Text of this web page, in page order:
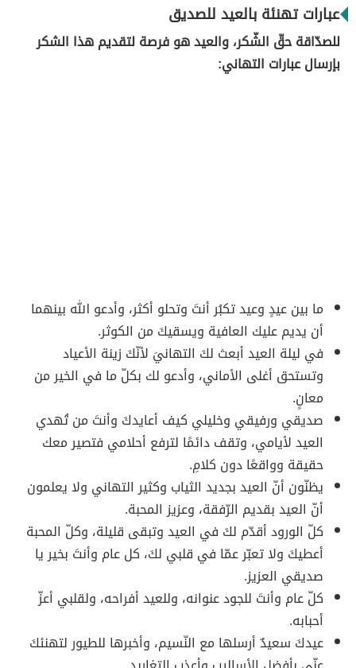
عبارات تهنئة بالعيد للصديق
للصدّاقة حقّ الشّكر، والعيد هو فرصة لتقديم هذا الشكر
بإرسال عبارات التهاني:
ما بين عيدٍ وعيد تكبُر أنتَ وتحلو أكثر، وأدعو الله بينهما
أن يديم عليك العافية ويسقيكَ من الكوثر.
في ليلة العيد أبعث لكَ التهانيَ لأنّكَ زينة الأعياد
وتستحق أغلى الأماني، وأدعو لك بكلّ ما في الخير من
معانٍ.
صديقي ورفيقي وخليلي كيف أعايدكَ وأنتَ من تُهدي
العيد لأيامي، وتقف دائمًا لترفع أحلامي فتصير معك
حقيقة وواقعًا دون كلامِ.
يظنّون أنّ العيد بجديد الثياب وكثير التهاني ولا يعلمون
أنّ العيد بقديم الرّفقة، وعزيز المحبة.
كلّ الورود أقدّم لكَ في العيد وتبقى قليلة، وكلّ المحبة
أعطيكَ ولا تعبّر عمّا في قلبي لكَ، كل عام وأنتَ بخير يا
صديقي العزيز.
كلّ عام وأنتَ للجود عنوانه، وللعيد أفراحه، ولقلبي أعزّ
أحبابه.
عيدكَ سعيدٌ أرسلها مع النّسيم، وأخبرها للطيور لتهنئكَ